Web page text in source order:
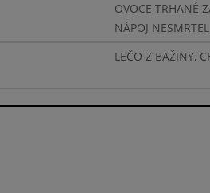
OVOCE TRHANÉ
NÁPOJ
LEČO Z BAŽINY,